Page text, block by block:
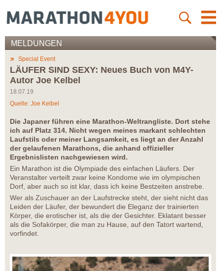
MELDUNGEN
Special Event
LÄUFER SIND SEXY: Neues Buch von M4Y-
Autor Joe Kelbel
18.07.19
Quelle: Joe Kelbel
Die Japaner führen eine Marathon-Weltrangliste. Dort stehe
ich auf Platz 314. Nicht wegen meines markant schlechten
Laufstils oder meiner Langsamkeit, es liegt an der Anzahl
der gelaufenen Marathons, die anhand offizieller
Ergebnislisten nachgewiesen wird.
Ein Marathon ist die Olympiade des einfachen Läufers. Der
Veranstalter verteilt zwar keine Kondome wie im olympischen
Dorf, aber auch so ist klar, dass ich keine Bestzeiten anstrebe.
Wer als Zuschauer an der Laufstrecke steht, der sieht nicht das
Leiden der Läufer, der bewundert die Eleganz der trainierten
Körper, die erotischer ist, als die der Gesichter. Eklatant besser
als die Sofakörper, die man zu Hause, auf den Tatort wartend,
vorfindet.